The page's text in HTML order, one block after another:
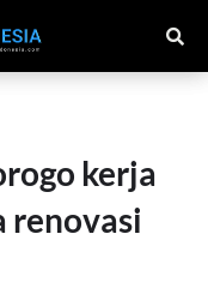
kerja
renovasi